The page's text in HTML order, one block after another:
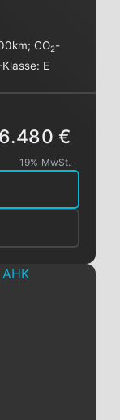
;CO2-
Klasse: E
€
19% MwSt.